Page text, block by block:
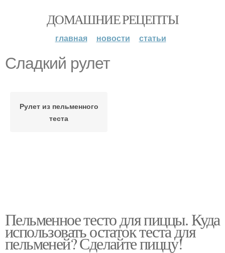
ДОМАШНИЕ РЕЦЕПТЫ
главная новости статьи
Сладкий рулет
Рулет из пельменного
теста
Пельменное тесто для пиццы. Куда
использовать остаток теста для
пельменей? Сделайте пиццу!